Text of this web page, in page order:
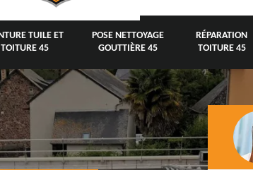
TUILE ET
TOITURE 45
POSE NETTOYAGE
GOUTTIÈRE 45
RÉPARATION
TOITURE 45